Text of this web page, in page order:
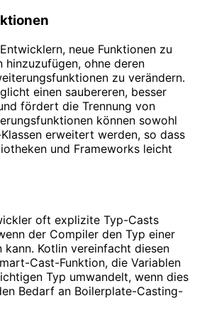
neue Funktionen zu
hinzuzufügen, ohne deren
zu verändern.
einen saubereren, besser
fördert die Trennung von
können sowohl
erweitert werden, so dass
und Frameworks leicht
oft explizite Typ-Casts
der Compiler den Typ einer
kann. Kotlin vereinfacht diesen
Cast-Funktion, die Variablen
Typ umwandelt, wenn dies
Bedarf an Boilerplate-Casting-